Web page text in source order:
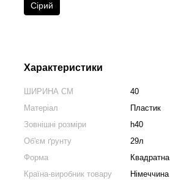
Сірий
Характеристики
ШИРИНА СМ
40
Матеріал
Пластик
Зовнішні розміри
h40
Об'єм ґрунту
29л
Форма
Квадратна
Країна-виробник товару
Німеччина